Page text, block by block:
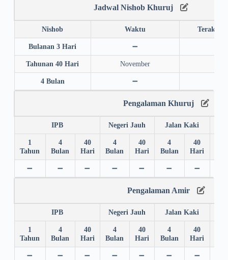
Jadwal Nishob Khuruj
Nishob Waktu Terakhir
Bulanan 3 Hari ➖
Tahunan 40 Hari November
4 Bulan ➖
Pengalaman Khuruj
IPB Negeri Jauh Jalan Kaki
1
Tahun
4
Bulan
40
Hari
4
Bulan
40
Hari
4
Bulan
40
Hari
➖ ➖ ➖ ➖ ➖ ➖ ➖
Pengalaman Amir
IPB Negeri Jauh Jalan Kaki
1
Tahun
4
Bulan
40
Hari
4
Bulan
40
Hari
4
Bulan
40
Hari
➖ ➖ ➖ ➖ ➖ ➖ ➖